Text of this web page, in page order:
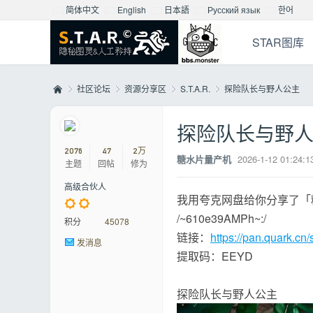
简体中文 English 日本語 Русский язык 한어
STAR图库
»
社区论坛
›
资源分享区 S.T.A.R. 探险队长与野人公主
2076
主题
47
回帖
2万
修为
高级合伙人
积分
45078
发消息
探险队长与野
糖水片量产机 2026-1-12
我用夸克网盘给你分享了
/~610e39AMPh~:/
链接： https://
提取码：EEYD
探险队长与野人公主